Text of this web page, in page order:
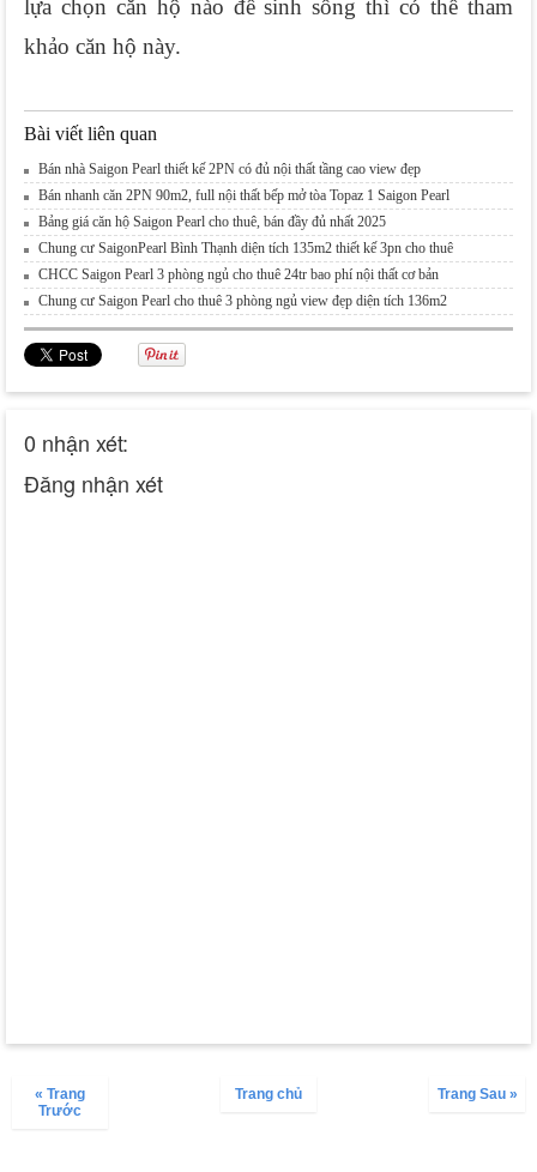
lựa chọn căn hộ nào để sinh sống thì có thể tham
khảo căn hộ này.
Bài viết liên quan
Bán nhà Saigon Pearl thiết kế 2PN có đủ nội thất tầng cao view đẹp
Bán nhanh căn 2PN 90m2, full nội thất bếp mở tòa Topaz 1 Saigon Pearl
Bảng giá căn hộ Saigon Pearl cho thuê, bán đầy đủ nhất 2025
Chung cư SaigonPearl Bình Thạnh diện tích 135m2 thiết kế 3pn cho thuê
CHCC Saigon Pearl 3 phòng ngủ cho thuê 24tr bao phí nội thất cơ bản
Chung cư Saigon Pearl cho thuê 3 phòng ngủ view đẹp diện tích 136m2
0 nhận xét:
Đăng nhận xét
« Trang
Trước
Trang Sau »
Trang chủ